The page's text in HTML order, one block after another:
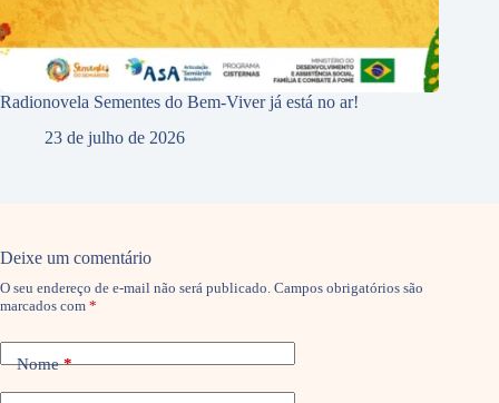
Radionovela Sementes do Bem-Viver já está no ar!
23 de julho de 2026
Deixe um comentário
O seu endereço de e-mail não será publicado. Campos obrigatórios são
marcados com *
Nome*